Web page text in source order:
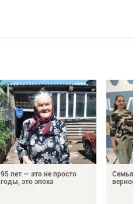
95 лет — это не просто
годы, это эпоха
Семья